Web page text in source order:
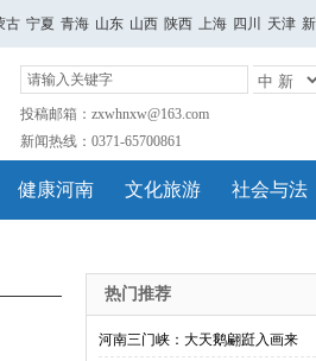
古 宁夏 青海 山东 山西 陕西 上海 四川 天津
投稿邮箱：zxwhnxw@163.com
新闻热线：0371-65700861
健康河南 文化旅游 社会与法
热门推荐
河南三门峡：大天鹅翩跹入画来